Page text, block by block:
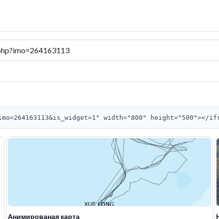
width="800" height="500"></
Анимированая карта